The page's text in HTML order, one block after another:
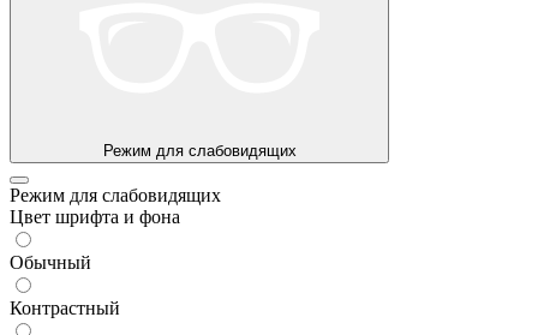
Режим для слабовидящих
Режим для слабовидящих
Цвет шрифта и фона
Обычный
Контрастный